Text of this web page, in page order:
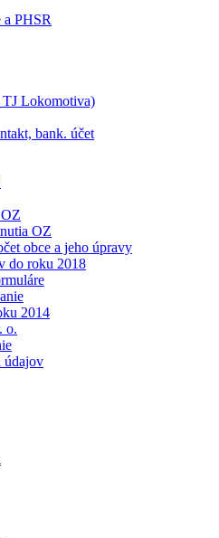
PHSR
TJ Lokomotiva)
bank. účet
OZ
obce a jeho úpravy
do roku 2018
2014
o.
údajov